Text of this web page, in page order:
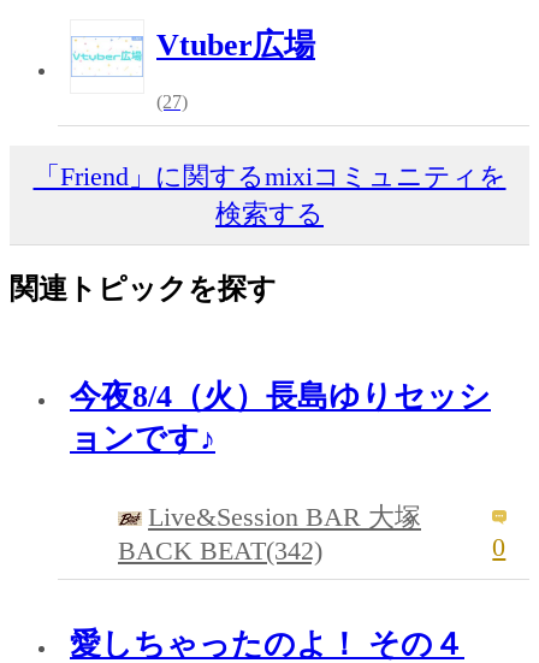
Vtuber広場
(27)
「Friend」に関するmixiコミュニティを
検索する
関連トピックを探す
今夜8/4（火）長島ゆりセッシ
ョンです♪
Live&Session BAR 大塚
BACK BEAT(342)
0
愛しちゃったのよ！ その４